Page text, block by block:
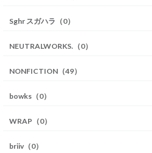
Sghr スガハラ（0）
NEUTRALWORKS.（0）
NONFICTION（49）
bowks（0）
WRAP（0）
briiv（0）